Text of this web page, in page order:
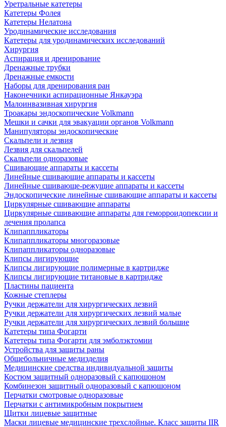
Уретральные катетеры
Катетеры Фолея
Катетеры Нелатона
Уродинамические исследования
Катетеры для уродинамических исследований
Хирургия
Аспирация и дренирование
Дренажные трубки
Дренажные емкости
Наборы для дренирования ран
Наконечники аспирационные Янкауэра
Малоинвазивная хирургия
Троакары эндоскопические Volkmann
Мешки и сачки для эвакуации органов Volkmann
Манипуляторы эндоскопические
Скальпели и лезвия
Лезвия для скальпелей
Скальпели одноразовые
Сшивающие аппараты и кассеты
Линейные сшивающие аппараты и кассеты
Линейные сшивающе-режущие аппараты и кассеты
Эндоскопические линейные сшивающие аппараты и кассеты
Циркулярные сшивающие аппараты
Циркулярные сшивающие аппараты для геморроидопексии и
лечения пролапса
Клипаппликаторы
Клипаппликаторы многоразовые
Клипаппликаторы одноразовые
Клипсы лигирующие
Клипсы лигирующие полимерные в картридже
Клипсы лигирующие титановые в картридже
Пластины пациента
Кожные степлеры
Ручки держатели для хирургических лезвий
Ручки держатели для хирургических лезвий малые
Ручки держатели для хирургических лезвий большие
Катетеры типа Фогарти
Катетеры типа Фогарти для эмболэктомии
Устройства для защиты раны
Общебольничные медизделия
Медицинские средства индивидуальной защиты
Костюм защитный одноразовый с капюшоном
Комбинезон защитный одноразовый с капюшоном
Перчатки смотровые одноразовые
Перчатки с антимикробным покрытием
Щитки лицевые защитные
Маски лицевые медицинские трехслойные. Класс защиты IIR